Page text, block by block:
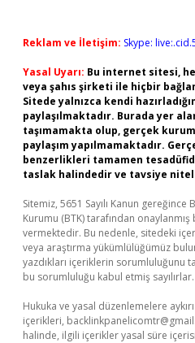
Reklam ve İletişim: Skype:
Yasal Uyarı: Bu internet sitesi,
veya şahıs şirketi ile hiçbir
Sitede yalnızca kendi
paylaşılmaktadır. Burada yer
taşımamakta olup, gerçek
paylaşım yapılmamaktadır.
benzerlikleri tamamen
taslak halindedir ve tavsiye
Sitemiz, 5651 Sayılı Kanun
Kurumu (BTK) tarafından
vermektedir. Bu nedenle, sitedeki
veya araştırma yükümlülüğümüz
yazdıkları içeriklerin sorumluluğunu
bu sorumluluğu kabul etmiş sayılırlar.
Hukuka ve yasal düzenlemelere
içerikleri,
halinde, ilgili içerikler yasal süre